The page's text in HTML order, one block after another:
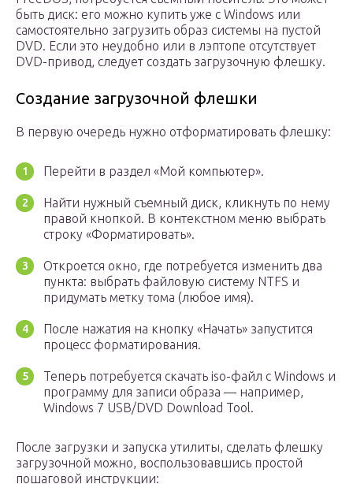
быть диск: его можно купить уже с Windows или
самостоятельно загрузить образ системы на пустой
DVD. Если это неудобно или в лэптопе отсутствует
DVD-привод, следует создать загрузочную флешку.
Создание загрузочной флешки
В первую очередь нужно отформатировать флешку:
Перейти в раздел «Мой компьютер».
Найти нужный съемный диск, кликнуть по нему
правой кнопкой. В контекстном меню выбрать
строку «Форматировать».
Откроется окно, где потребуется изменить два
пункта: выбрать файловую систему NTFS и
придумать метку тома (любое имя).
После нажатия на кнопку «Начать» запустится
процесс форматирования.
Теперь потребуется скачать iso-файл с Windows и
программу для записи образа — например,
Windows 7 USB/DVD Download Tool.
После загрузки и запуска утилиты, сделать флешку
загрузочной можно, воспользовавшись простой
пошаговой инструкции: